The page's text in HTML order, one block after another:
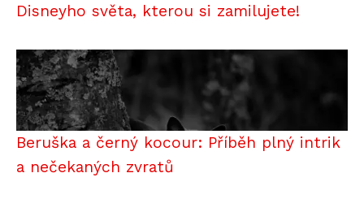
Disneyho světa, kterou si zamilujete!
Beruška a černý kocour: Příběh plný intrik
a nečekaných zvratů